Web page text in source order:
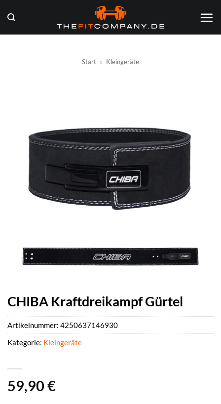
Inhalt
springen
Start » Kleingeräte
CHIBA Kraftdreikampf Gürtel
59,90 €
Artikelnummer: 4250637146930
Kategorie: Kleingeräte